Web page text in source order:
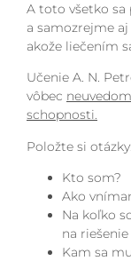
A toto všetko sa
a samozrejme
akože liečením
Učenie A. N.
vôbec
schopnosti.
Položte si otázky:
Kto som?
Ako
Na koľko
na
Kam sa